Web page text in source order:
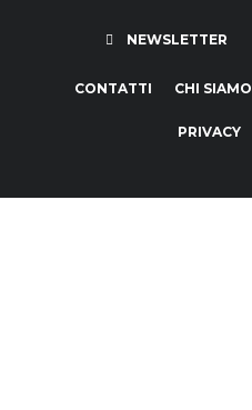
NEWSLETTER
CONTATTI CHI SIAMO
PRIVACY